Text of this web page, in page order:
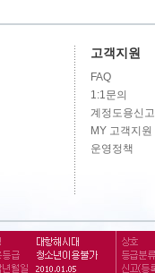
고객지원
FAQ
1:1문의
계정도용신고
MY 고객지원
운영정책